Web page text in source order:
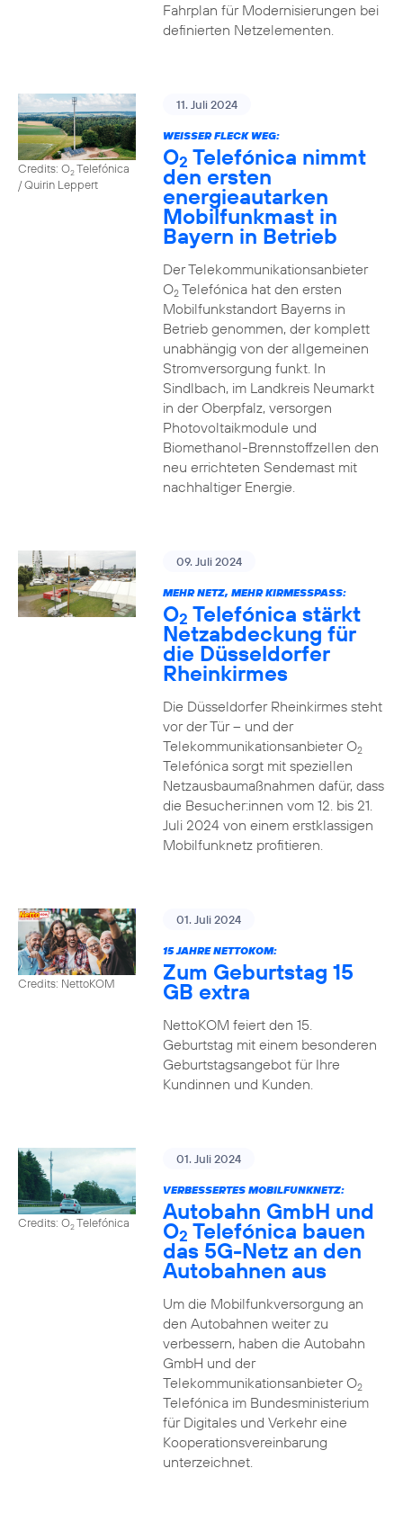
Fahrplan für Modernisierungen bei
definierten Netzelementen.
Credits: O2Telefónica
/ Quirin Leppert
11. Juli 2024
WEISSER FLECK WEG:
O2 Telefónica nimmt
den ersten
energieautarken
Mobilfunkmast in
Bayern in Betrieb
Der Telekommunikationsanbieter
O2Telefónica hat den ersten
Mobilfunkstandort Bayerns in
Betrieb genommen, der komplett
unabhängig von der allgemeinen
Stromversorgung funkt. In
Sindlbach, im Landkreis Neumarkt
in der Oberpfalz, versorgen
Photovoltaikmodule und
Biomethanol-Brennstoffzellen den
neu errichteten Sendemast mit
nachhaltiger Energie.
09. Juli 2024
MEHR NETZ, MEHR KIRMESSPASS:
O2 Telefónica stärkt
Netzabdeckung für
die Düsseldorfer
Rheinkirmes
Die Düsseldorfer Rheinkirmes steht
vor der Tür – und der
Telekommunikationsanbieter O2
Telefónica sorgt mit speziellen
Netzausbaumaßnahmen dafür, dass
die Besucher:innen vom 12. bis 21.
Juli 2024 von einem erstklassigen
Mobilfunknetz profitieren.
Credits: NettoKOM
01. Juli 2024
15 JAHRE NETTOKOM:
Zum Geburtstag 15
GB extra
NettoKOM feiert den 15.
Geburtstag mit einem besonderen
Geburtstagsangebot für Ihre
Kundinnen und Kunden.
Credits: O2Telefónica
01. Juli 2024
VERBESSERTES MOBILFUNKNETZ:
Autobahn GmbH und
O2 Telefónica bauen
das 5G-Netz an den
Autobahnen aus
Um die Mobilfunkversorgung an
den Autobahnen weiter zu
verbessern, haben die Autobahn
GmbH und der
Telekommunikationsanbieter O2
Telefónica im Bundesministerium
für Digitales und Verkehr eine
Kooperationsvereinbarung
unterzeichnet.